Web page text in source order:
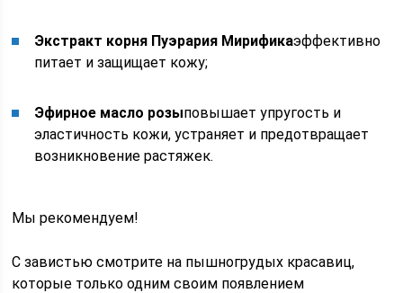
Экстракт корня Пуэрария Мирификаэффективно
питает и защищает кожу;
Эфирное масло розыповышает упругость и
эластичность кожи, устраняет и предотвращает
возникновение растяжек.
Мы рекомендуем!
С завистью смотрите на пышногрудых красавиц,
которые только одним своим появлением